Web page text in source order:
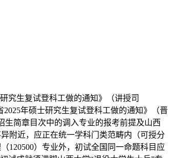
究生复试登科工做的通知》（讲授司
年硕士研究生复试登科工做的通知》（晋
生简章目次中的调入专业的报考前提及山西
附近，应正在统一学科门类范畴内（可授分
120500）专业外，初试全国同一命题科目应